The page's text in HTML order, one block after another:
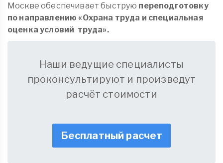
Москве обеспечивает быструю переподготовку
по направлению «Охрана труда и специальная
оценка условий труда».
Наши ведущие специалисты
проконсультируют и произведут
расчёт стоимости
Бесплатный расчет